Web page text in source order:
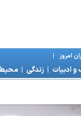
امروز |
ادبيات | زندگی |